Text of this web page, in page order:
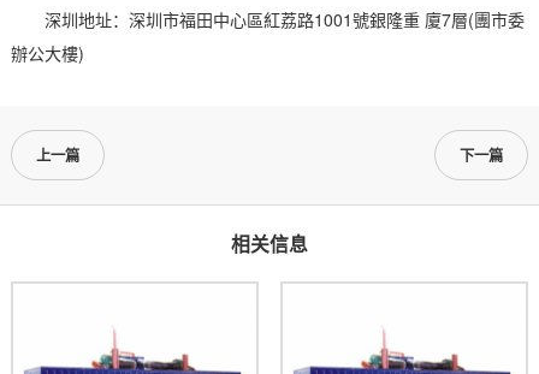
深圳地址：深圳市福田中心區紅荔路1001號銀隆重 廈7層(團市委
辦公大樓)
上一篇 下一篇
相关信息